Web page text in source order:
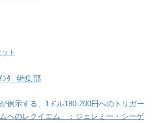
ト
ﾝﾀｰ 編集部
例示する、1ドル180-200円へのトリガー
ムへのレクイエム」：ジェレミー・シーゲ